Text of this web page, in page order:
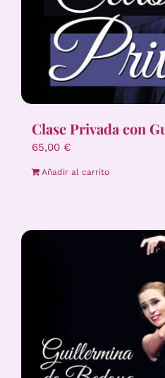
Clase Privada con
65,00 €
Añadir al carrito